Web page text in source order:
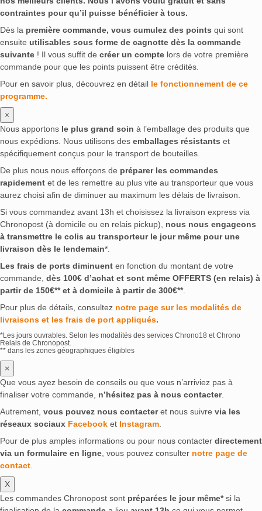
contraintes pour qu’il puisse bénéficier à tous.
Dès la première commande, vous cumulez des points qui sont
ensuite utilisables sous forme de cagnotte dès la commande
suivante ! Il vous suffit de créer un compte lors de votre première
commande pour que les points puissent être crédités.
Pour en savoir plus, découvrez en détail le fonctionnement de ce
programme.
×
Nous apportons le plus grand soin à l’emballage des produits que
nous expédions. Nous utilisons des emballages résistants et
spécifiquement conçus pour le transport de bouteilles.
De plus nous nous efforçons de préparer les commandes
rapidement et de les remettre au plus vite au transporteur que vous
aurez choisi afin de diminuer au maximum les délais de livraison.
Si vous commandez avant 13h et choisissez la livraison express via
Chronopost (à domicile ou en relais pickup), nous nous engageons
à transmettre le colis au transporteur le jour même pour une
livraison dès le lendemain*.
Les frais de ports diminuent en fonction du montant de votre
commande, dès 100€ d’achat et sont même OFFERTS (en relais) à
partir de 150€** et à domicile à partir de 300€**.
Pour plus de détails, consultez notre page sur les modalités de
livraisons et les frais de port appliqués.
*Les jours ouvrables. Selon les modalités des services Chrono18 et Chrono
Relais de Chronopost.
** dans les zones géographiques éligibles
×
Que vous ayez besoin de conseils ou que vous n’arriviez pas à
finaliser votre commande, n’hésitez pas à nous contacter.
Autrement, vous pouvez nous contacteret nous suivre via les
réseaux sociaux Facebook et Instagram
Pour de plus amples informations ou pour nous contacter directement
via un formulaire en ligne , vous pouvez consulter notre page de
contact
X
Les commandes Chronopost sont préparées le jour même*si la